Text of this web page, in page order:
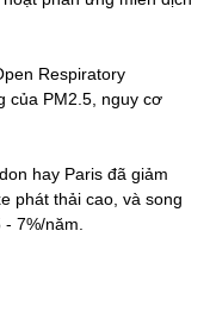
Respiratory
của PM2.5, nguy cơ
hay Paris đã giảm
phát thải cao, và song
- 7%/năm.